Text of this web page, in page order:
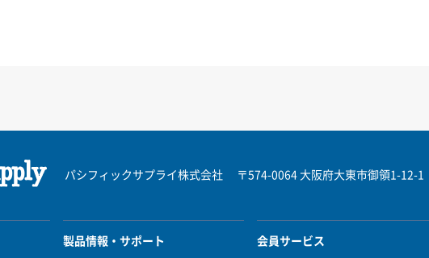
パシフィックサプライ株式会社 〒574-0064 大阪府大東市御領1-12-1
製品情報・サポート 会員サービス